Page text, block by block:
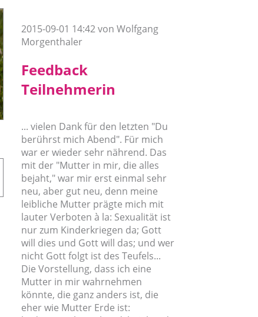
2015-09-01 14:42von Wolfgang
Morgenthaler
Feedback
Teilnehmerin
... vielen Dank für den letzten "Du
berührst mich Abend". Für mich
war er wieder sehr nährend. Das
mit der "Mutter in mir, die alles
bejaht," war mir erst einmal sehr
neu, aber gut neu, denn meine
leibliche Mutter prägte mich mit
lauter Verboten à la: Sexualität ist
nur zum Kinderkriegen da; Gott
will dies und Gott will das; und wer
nicht Gott folgt ist des Teufels...
Die Vorstellung, dass ich eine
Mutter in mir wahrnehmen
könnte, die ganz anders ist, die
eher wie Mutter Erde ist: